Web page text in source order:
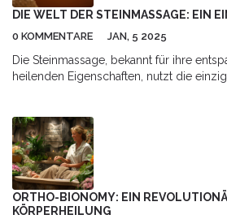
DIE WELT DER STEINMASSAGE: EIN
0 KOMMENTARE JAN, 5 2025
Die Steinmassage, bekannt für ihre
heilenden Eigenschaften, nutzt die
auf dem Körper platziert werden, um
fördern und Balance zu schaffen.
Vielfalt der Steinsorten und ihre
Körper. Die richtige Anwendung kann
sondern auch die Seele nähren und
Therapieform bietet einen
ORTHO-BIONOMY: EIN
KÖRPERHEILUNG